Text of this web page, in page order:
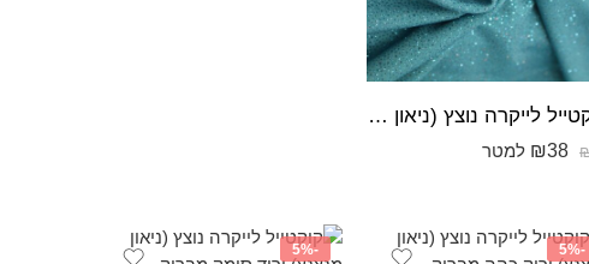
קוקטייל לייקרה נוצץ (ניאון מנצנץ) כחול ים מבריק
₪38 למטר
-5%
-5%